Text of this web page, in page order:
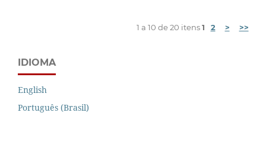
1 a 10 de 20 itens1 2 > >>
IDIOMA
English
Português (Brasil)